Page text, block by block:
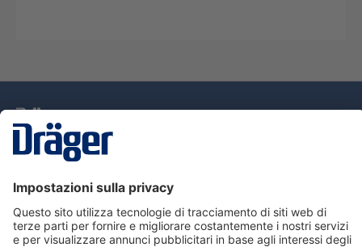
Assistenza
Informazioni su Dräger